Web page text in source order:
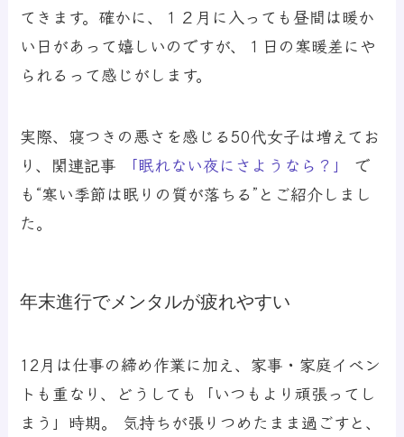
てきます。確かに、１２月に入っても昼間は暖か
い日があって嬉しいのですが、１日の寒暖差にや
られるって感じがします。
実際、寝つきの悪さを感じる50代女子は増えてお
り、関連記事
「眠れない夜にさようなら？」
で
も“寒い季節は眠りの質が落ちる”とご紹介しまし
た。
年末進行でメンタルが疲れやすい
12月は仕事の締め作業に加え、家事・家庭イベン
トも重なり、どうしても「いつもより頑張ってし
まう」時期。 気持ちが張りつめたまま過ごすと、